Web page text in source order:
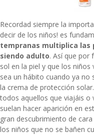
Recordad siempre la
decir de los niños! es
tempranas multiplica las
siendo adulto. Así que por
sol en la piel y que los
sea un hábito cuando ya no
la crema de protección
todos aquellos que viajáis o
suelan hacer aparición en
gran descubrimiento de
los niños que no se bañen